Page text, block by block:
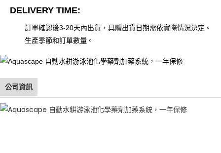
DELIVERY TIME:
訂單確認後3-20天內出貨，具體出貨日期需依實際情況決定。
生產季節和訂單數量。
公司資訊